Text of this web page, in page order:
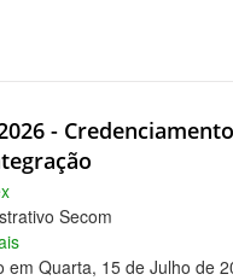
-
Secom
em Quarta, 15 de Julho de